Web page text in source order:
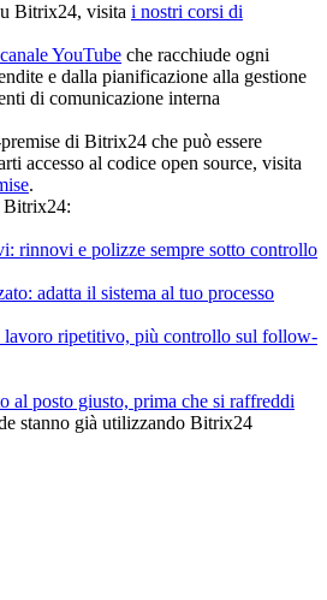
Bitrix24, visita i nostri corsi di
canale YouTube che racchiude ogni
e dalla pianificazione alla gestione
di comunicazione interna
di Bitrix24 che può essere
accesso al codice open source, visita
.
Bitrix24:
rinnovi e polizze sempre sotto controllo
adatta il sistema al tuo processo
ripetitivo, più controllo sul follow-
al posto giusto, prima che si raffreddi
stanno già utilizzando Bitrix24